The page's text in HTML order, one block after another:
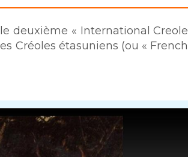
deuxième « International Creole
Créoles étasuniens (ou « French